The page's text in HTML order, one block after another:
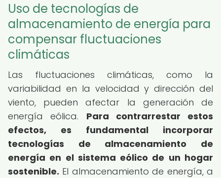
Uso de tecnologías de
almacenamiento de energía para
compensar fluctuaciones
climáticas
Las fluctuaciones climáticas, como la
variabilidad en la velocidad y dirección del
viento, pueden afectar la generación de
energía eólica. Para contrarrestar estos
efectos, es fundamental incorporar
tecnologías de almacenamiento de
energía en el sistema eólico de un hogar
sostenible. El almacenamiento de energía, a